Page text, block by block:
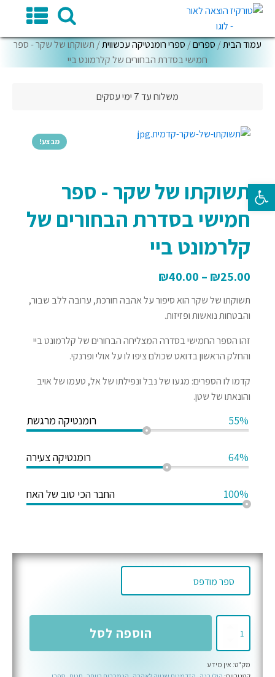
עמוד הבית/ ספרים/ ספרי רומנטיקה עכשווית/ תשוקתו של שקר - ספר
חמישי בסדרת הבחורים של קלרמונט ביי
משלוח עד 7 ימי עסקים
מבצע!
תשוקתו של שקר - ספר
חמישי בסדרת הבחורים של
קלרמונט ביי
₪25.00
–
₪40.00
תשוקתו של שקר הוא סיפור על אהבה חורכת, ערובה ללב שבור,
והבטחות נואשות ופזיזות.
זהו הספר החמישי בסדרה המצליחה הבחורים של קלרמונט ביי
והחלק הראשון בדואט שכולם ציפו לו על אולי ופרנקי.
קדמו לו הספרים: מגעו של נבל ונפילתו של אל, טעמו של אויב
והונאתו של שטן.
רומנטיקה מרגשת 55%
רומנטיקה צעירה 64%
החבר הכי טוב של האח 100%
של
הוספה לסל
מק"ט: אין מידע
פתח סרגל נגישות